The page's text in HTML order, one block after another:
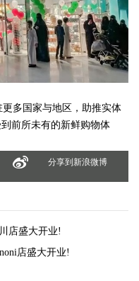
多国家与地区，助推实体
前所未有的新鲜购物体
分享到新浪微博
店盛大开业!
店盛大开业!